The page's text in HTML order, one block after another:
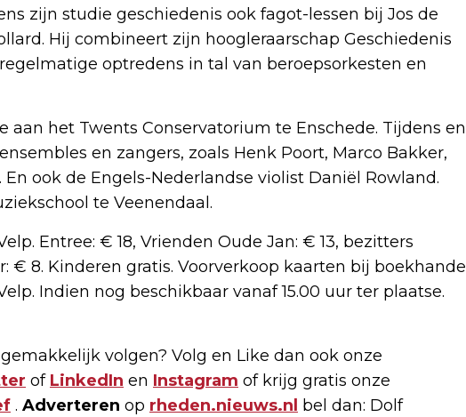
zijn studie geschiedenis ook fagot-lessen bij Jos de
Hij combineert zijn hoogleraarschap Geschiedenis
optredens in tal van beroepsorkesten en
aan het Twents Conservatorium te Enschede. Tijdens en
en zangers, zoals Henk Poort, Marco Bakker,
ook de Engels-Nederlandse violist Daniël Rowland.
te Veenendaal.
Entree: € 18, Vrienden Oude Jan: € 13, bezitters
€ 8. Kinderen gratis. Voorverkoop kaarten bij boekhandel
Indien nog beschikbaar vanaf 15.00 uur ter plaatse.
gemakkelijk volgen? Volg en Like dan ook onze
of LinkedIn en Instagram of krijg gratis onze
. Adverteren op rheden.nieuws.nl bel dan: Dolf